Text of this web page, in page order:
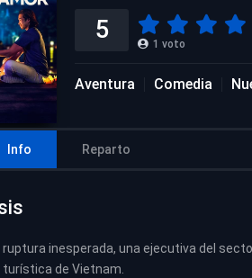
5 1 voto
Aventura Comedia
Info Reparto
ruptura inesperada, una ejecutiva del
de Vietnam.